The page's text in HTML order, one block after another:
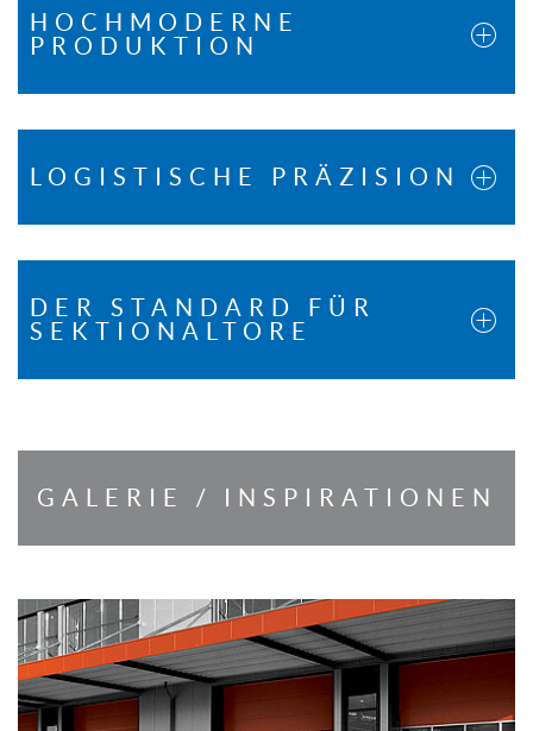
HOCHMODERNE
PRODUKTION
LOGISTISCHE PRÄZISION
DER STANDARD FÜR
SEKTIONALTORE
GALERIE / INSPIRATIONEN